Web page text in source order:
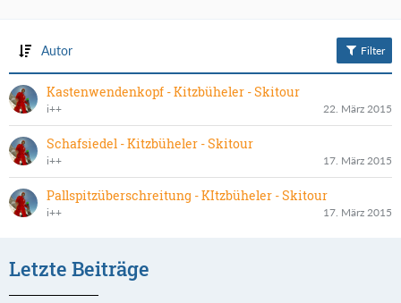
Autor Filter
Kastenwendenkopf - Kitzbüheler - Skitour
i++ 22. März 2015
Schafsiedel - Kitzbüheler - Skitour
i++ 17. März 2015
Pallspitzüberschreitung - KItzbüheler - Skitour
i++ 17. März 2015
Letzte Beiträge